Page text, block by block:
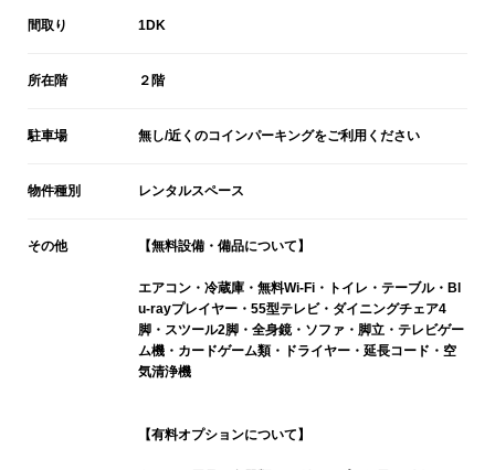
間取り 1DK
所在階 ２階
駐車場 無し/近くのコインパーキングをご利用ください
物件種別 レンタルスペース
その他 【無料設備・備品について】
エアコン・冷蔵庫・無料Wi-Fi・トイレ・テーブル・Bl
u-rayプレイヤー・55型テレビ・ダイニングチェア4
脚・スツール2脚・全身鏡・ソファ・脚立・テレビゲー
ム機・カードゲーム類・ドライヤー・延長コード・空
気清浄機
【有料オプションについて】